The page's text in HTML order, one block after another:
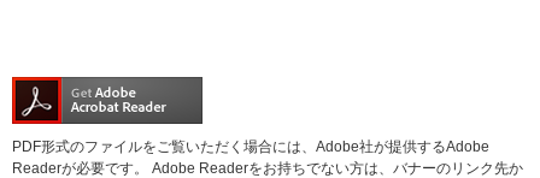
PDF形式のファイルをご覧いただく場合には、Adobe社が提供するAdobe
Readerが必要です。
Adobe Readerをお持ちでない方は、バナーのリンク先か